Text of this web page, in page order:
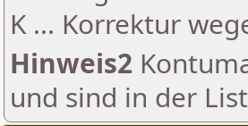
K ... Korrektur
Hinweis2
und sind in der